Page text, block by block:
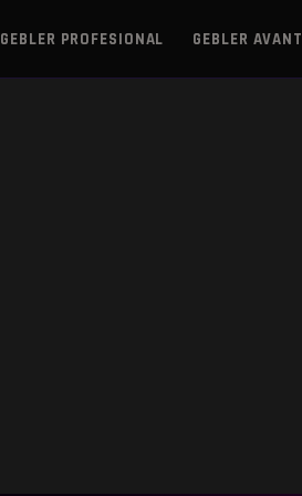
GEBLER PROFESIONAL GEBLER AVANT